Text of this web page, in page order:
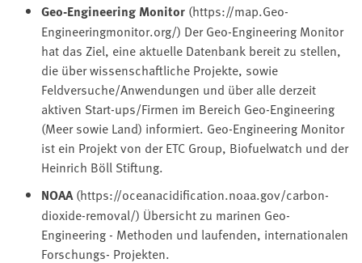
Geo-Engineering Monitor (https://map.Geo-
Engineeringmonitor.org/) Der Geo-Engineering Monitor
hat das Ziel, eine aktuelle Datenbank bereit zu stellen,
die über wissenschaftliche Projekte, sowie
Feldversuche/Anwendungen und über alle derzeit
aktiven Start-ups/Firmen im Bereich Geo-Engineering
(Meer sowie Land) informiert. Geo-Engineering Monitor
ist ein Projekt von der ETC Group, Biofuelwatch und der
Heinrich Böll Stiftung.
NOAA (https://oceanacidification.noaa.gov/carbon-
dioxide-removal/) Übersicht zu marinen Geo-
Engineering - Methoden und laufenden, internationalen
Forschungs- Projekten.